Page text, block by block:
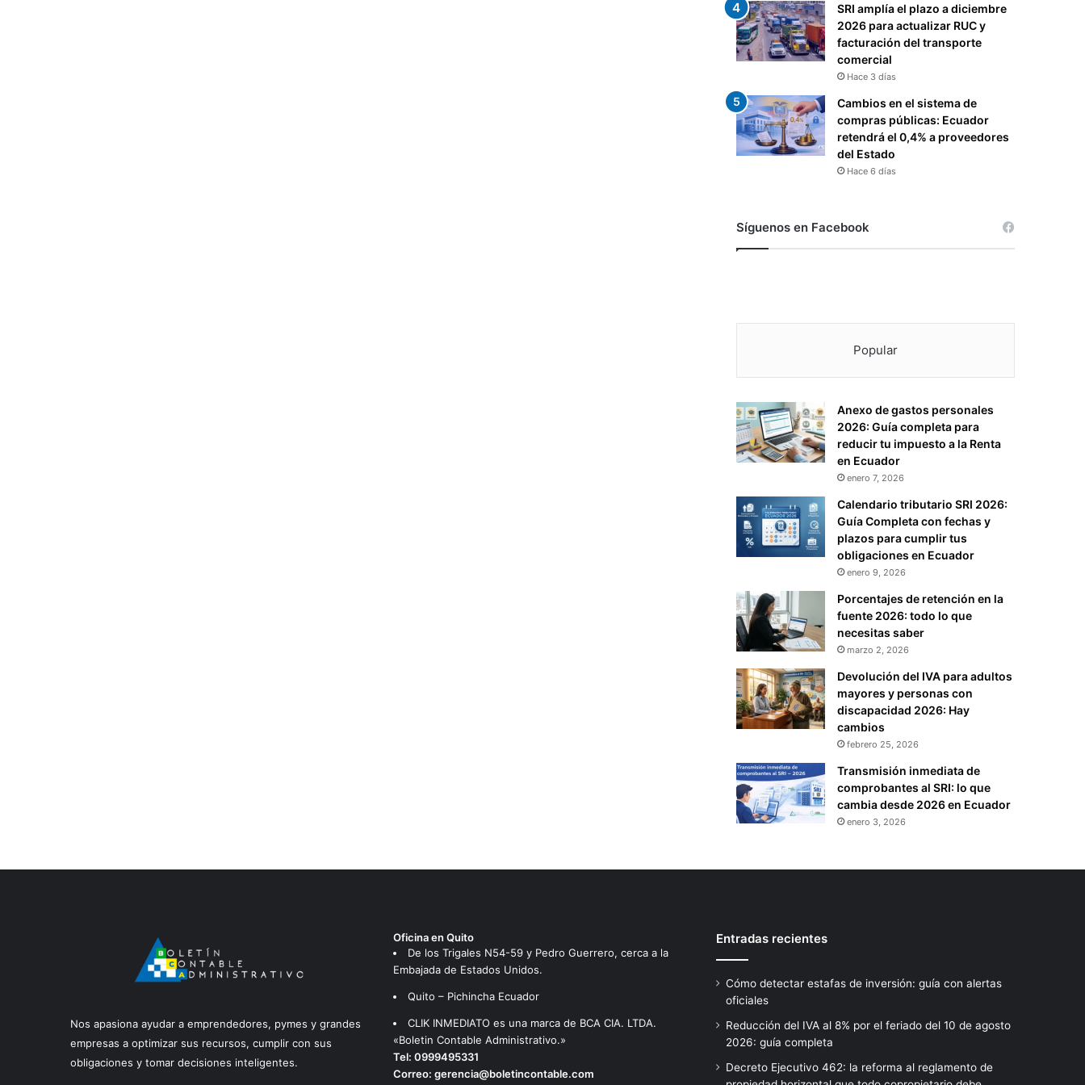
SRI amplía el plazo a diciembre
2026 para actualizar RUC y
facturación del transporte
comercial
Hace 3 días
Cambios en el sistema de
compras públicas: Ecuador
retendrá el 0,4% a proveedores
del Estado
Hace 6 días
Síguenos en Facebook
Popular
Anexo de gastos personales
2026: Guía completa para
reducir tu impuesto a la Renta
en Ecuador
enero 7, 2026
Calendario tributario SRI 2026:
Guía Completa con fechas y
plazos para cumplir tus
obligaciones en Ecuador
enero 9, 2026
Porcentajes de retención en la
fuente 2026: todo lo que
necesitas saber
marzo 2, 2026
Devolución del IVA para adultos
mayores y personas con
discapacidad 2026: Hay
cambios
febrero 25, 2026
Transmisión inmediata de
comprobantes al SRI: lo que
cambia desde 2026 en Ecuador
enero 3, 2026
Nos apasiona ayudar a emprendedores, pymes y grandes
empresas a optimizar sus recursos, cumplir con sus
obligaciones y tomar decisiones inteligentes.
Oficina en Quito
De los Trigales N54-59 y Pedro Guerrero, cerca a la
Embajada de Estados Unidos.
Quito – Pichincha Ecuador
CLIK INMEDIATO es una marca de BCA CIA. LTDA.
«Boletin Contable Administrativo.»
Tel: 0999495331
Correo: gerencia@boletincontable.com
Entradas recientes
Cómo detectar estafas de inversión: guía con alertas
oficiales
Reducción del IVA al 8% por el feriado del 10 de agosto
2026: guía completa
Decreto Ejecutivo 462: la reforma al reglamento de